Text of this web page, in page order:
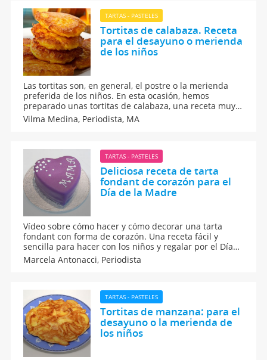
TARTAS - PASTELES
Tortitas de calabaza. Receta
para el desayuno o merienda
de los niños
Las tortitas son, en general, el postre o la merienda
preferida de los niños. En esta ocasión, hemos
preparado unas tortitas de calabaza, una receta muy
fácil y altamente saludable para los pequeños de la
casa. Un alimento perfecto para combatir el sobrepeso
Vilma Medina, Periodista, MA
TARTAS - PASTELES
Deliciosa receta de tarta
fondant de corazón para el
Día de la Madre
Vídeo sobre cómo hacer y cómo decorar una tarta
fondant con forma de corazón. Una receta fácil y
sencilla para hacer con los niños y regalar por el Día
de la Madre, por Navidad o en alguna otra
celebración. La decoradora de tarta, Estrella Nuñez
postre para el Día de la Madre.
Marcela Antonacci, Periodista
TARTAS - PASTELES
Tortitas de manzana: para el
desayuno o la merienda de
los niños